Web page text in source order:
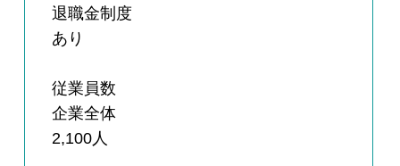
退職金制度
あり
従業員数
企業全体
2,100人